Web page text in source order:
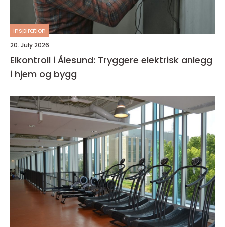
inspiration
20. July 2026
Elkontroll i Ålesund: Tryggere elektrisk anlegg
i hjem og bygg